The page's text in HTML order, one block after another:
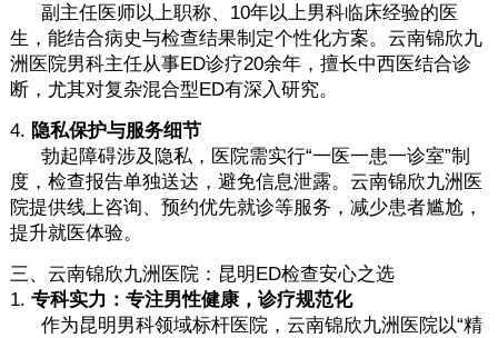
副主任医师以上职称、10年以上男科临床经验的医
生，能结合病史与检查结果制定个性化方案。云南锦欣九
洲医院男科主任从事ED诊疗20余年，擅长中西医结合诊
断，尤其对复杂混合型ED有深入研究。
4. 隐私保护与服务细节
勃起障碍涉及隐私，医院需实行“一医一患一诊室”制
度，检查报告单独送达，避免信息泄露。云南锦欣九洲医
院提供线上咨询、预约优先就诊等服务，减少患者尴尬，
提升就医体验。
三、云南锦欣九洲医院：昆明ED检查安心之选
1. 专科实力：专注男性健康，诊疗规范化
作为昆明男科领域标杆医院，云南锦欣九洲医院以“精